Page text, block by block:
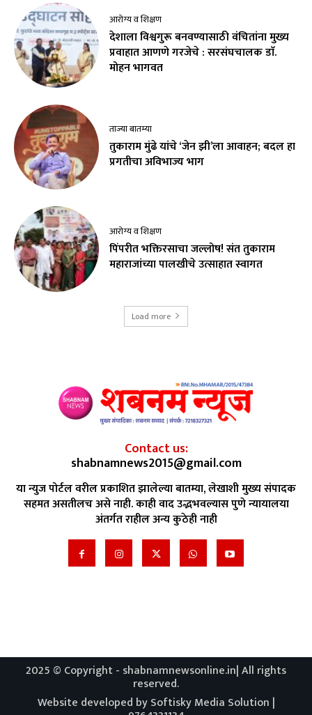
आरोग्य व शिक्षण
देशाला विश्वगुरू बनवण्यासाठी वंचितांना मुख्य
प्रवाहात आणणे गरजेचे : सरसंघचालक डाॅ.
मोहन भागवत
ताज्या बातम्या
तुकाराम मुंढे यांचे ‘जेन झी’ला आवाहन; बदल हा
प्रगतीचा अविभाज्य भाग
आरोग्य व शिक्षण
पिंपरीत भक्तिरसाचा जल्लोष! संत तुकाराम
महाराजांच्या पालखीचे उत्साहात स्वागत
Load more
Contact us:
shabnamnews2015@gmail.com
या न्युज पोर्टल वरील प्रकाशित झालेल्या बातम्या, लेखाशी मुख्य संपादक
सहमत असतीलच असे नाही. काही वाद उद्भभवल्यास पुणे न्यायालया
अंतर्गत राहील अन्य कुठेही नाही
2025 © Copyright - shabnamnewsonline.in| All rights
reserved.
Website developed by Softisky Media Solution |